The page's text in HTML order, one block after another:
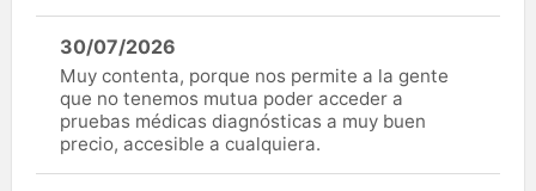
30/07/2026
Muy contenta, porque nos permite a la gente
que no tenemos mutua poder acceder a
pruebas médicas diagnósticas a muy buen
precio, accesible a cualquiera.